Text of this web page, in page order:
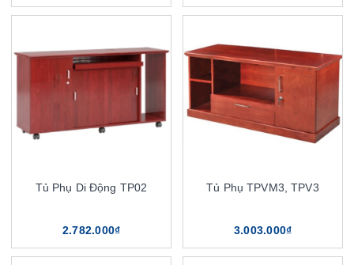
Tủ Phụ Di Động TP02
2.782.000₫
Tủ Phụ TPVM3, TPV3
3.003.000₫